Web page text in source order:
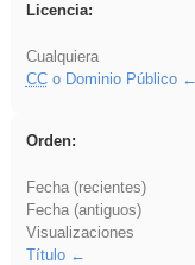
Licencia:
Cualquiera
CCo Dominio Público
Orden:
Fecha (recientes)
Fecha (antiguos)
Visualizaciones
Título